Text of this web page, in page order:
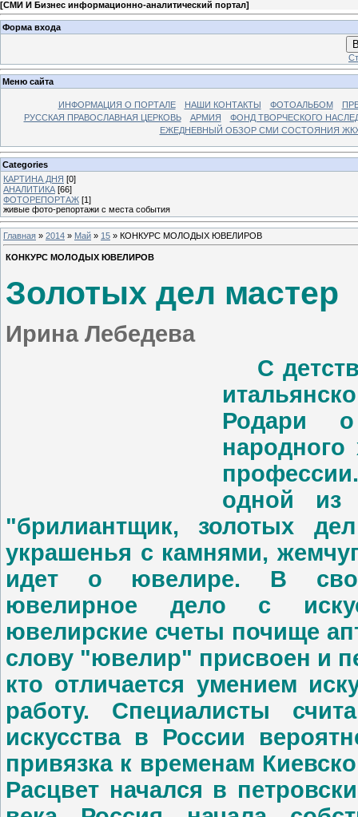
[СМИ И Бизнес информационно-аналитический портал]
Форма входа
Меню сайта
ИНФОРМАЦИЯ О ПОРТАЛЕ НАШИ КОНТАКТЫ ФОТОАЛЬБОМ
РУССКАЯ ПРАВОСЛАВНАЯ ЦЕРКОВЬ
АРМИЯ
ФОНД ТВОРЧЕСКОГО
ЕЖЕДНЕВНЫЙ ОБЗОР СМИ СОСТОЯНИЯ
Categories
КАРТИНА ДНЯ [0]
АНАЛИТИКА [66]
ФОТОРЕПОРТАЖ [1]
живые фото-репортажи с места события
Главная » 2014 » Май » 15 » КОНКУРС МОЛОДЫХ ЮВЕЛИРОВ
КОНКУРС МОЛОДЫХ ЮВЕЛИРОВ
Золотых дел мастер
Ирина Лебедева
С
Родари о
одной из
"брилиантщик, золотых
украшенья с камнями,
идет о ювелире. В
ювелирное дело с
ювелирские счеты почище
слову "ювелир" присвоен и
кто отличается умением
работу. Специалисты
искусства в России
привязка к временам
Расцвет начался в